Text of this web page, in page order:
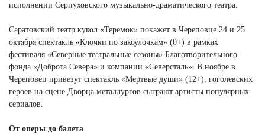
исполнении Серпуховского музыкально-драматического театра.
Саратовский театр кукол «Теремок» покажет в Череповце 24 и 25
октября спектакль «Клочки по закоулочкам» (0+) в рамках
фестиваля «Северные театральные сезоны» Благотворительного
фонда «Доброта Севера» и компании «Северсталь». В ноябре в
Череповец привезут спектакль «Мертвые души» (12+), гоголевских
героев на сцене Дворца металлургов сыграют артисты популярных
сериалов.
От оперы до балета